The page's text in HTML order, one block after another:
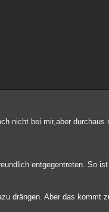
nicht bei mir,aber durchaus
entgegentreten. So
drängen. Aber das kommt